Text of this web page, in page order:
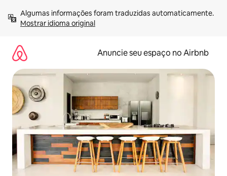
para
Mostrar idioma original
Anuncie seu espaço no Airbnb